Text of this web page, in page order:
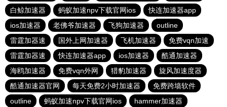
白鲸加速器
蚂蚁加速npv下载官网ios
快连加速器app
ios加速器
老佛爷加速器 飞狗加速器
outline
雷霆加器速
国外上网加速器 飞机加速器
免费vqn加速
雷霆加器速
快连加速器app ios加速器
酷通加速器
海鸥加速器
免费vqn外网 猎豹加速器
旋风加速度器
酷通加速器官网
每天免费2小时加速器
免费跨墙软件
outline
蚂蚁加速npv下载官网ios hammer加速器